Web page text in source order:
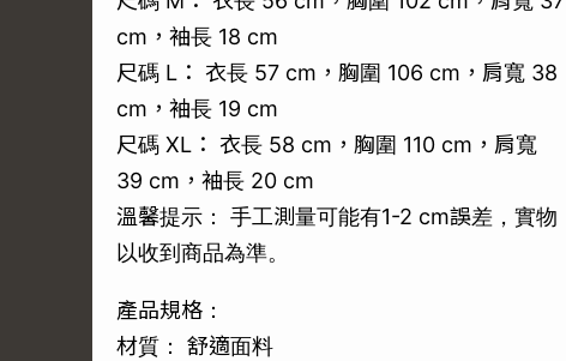
cm，袖長 18 cm
尺碼 L： 衣長 57 cm，胸圍 106 cm，肩寬 38
cm，袖長 19 cm
尺碼 XL： 衣長 58 cm，胸圍 110 cm，肩寬
39 cm，袖長 20 cm
溫馨提示： 手工測量可能有1-2 cm誤差，實物
以收到商品為準。
產品規格：
材質： 舒適面料